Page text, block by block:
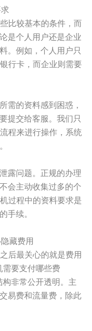
比较基本的条件，而
是个人用户还是企业
。例如，个人用户只
行卡，而企业则需要
需的资料感到困惑，
提交给客服。我们只
程来进行操作，系统
露问题。正规的办理
会主动收集过多的个
过程中的资料要求是
手续。
藏费用
后最关心的就是费用
需要支付哪些费
构非常公开透明。主
易费和流量费，除此